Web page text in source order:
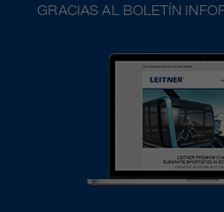
GRACIAS AL BOLETÍN